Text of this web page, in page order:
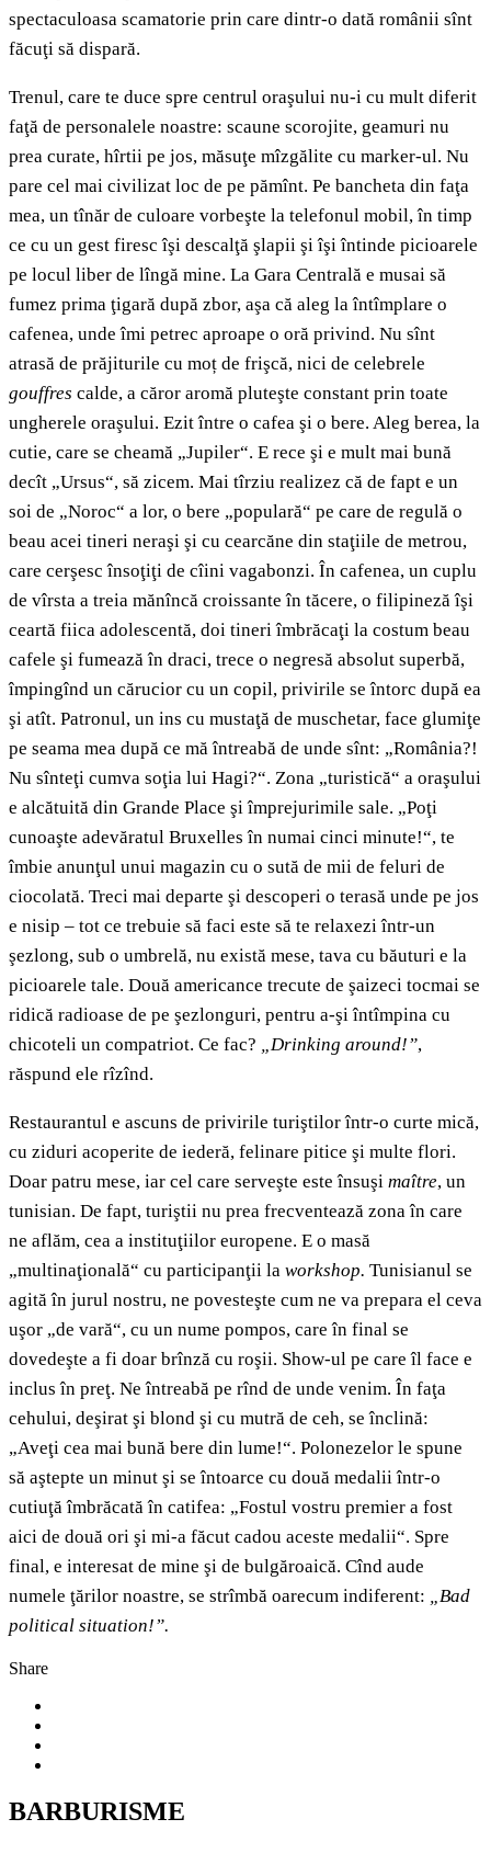
spectaculoasa scamatorie prin care dintr-o dată românii sînt
făcuţi să dispară.
Trenul, care te duce spre centrul oraşului nu-i cu mult diferit
faţă de personalele noastre: scaune scorojite, geamuri nu
prea curate, hîrtii pe jos, măsuţe mîzgălite cu marker-ul. Nu
pare cel mai civilizat loc de pe pămînt. Pe bancheta din faţa
mea, un tînăr de culoare vorbeşte la telefonul mobil, în timp
ce cu un gest firesc îşi descalţă şlapii şi îşi întinde picioarele
pe locul liber de lîngă mine. La Gara Centrală e musai să
fumez prima ţigară după zbor, aşa că aleg la întîmplare o
cafenea, unde îmi petrec aproape o oră privind. Nu sînt
atrasă de prăjiturile cu moț de frişcă, nici de celebrele
gouffres calde, a căror aromă pluteşte constant prin toate
ungherele oraşului. Ezit între o cafea şi o bere. Aleg berea, la
cutie, care se cheamă „Jupiler“. E rece şi e mult mai bună
decît „Ursus“, să zicem. Mai tîrziu realizez că de fapt e un
soi de „Noroc“ a lor, o bere „populară“ pe care de regulă o
beau acei tineri neraşi şi cu cearcăne din staţiile de metrou,
care cerşesc însoţiţi de cîini vagabonzi. În cafenea, un cuplu
de vîrsta a treia mănîncă croissante în tăcere, o filipineză îşi
ceartă fiica adolescentă, doi tineri îmbrăcaţi la costum beau
cafele şi fumează în draci, trece o negresă absolut superbă,
împingînd un cărucior cu un copil, privirile se întorc după ea
şi atît. Patronul, un ins cu mustaţă de muschetar, face glumiţe
pe seama mea după ce mă întreabă de unde sînt: „România?!
Nu sînteţi cumva soţia lui Hagi?“. Zona „turistică“ a oraşului
e alcătuită din Grande Place şi împrejurimile sale. „Poţi
cunoaşte adevăratul Bruxelles în numai cinci minute!“, te
îmbie anunţul unui magazin cu o sută de mii de feluri de
ciocolată. Treci mai departe şi descoperi o terasă unde pe jos
e nisip – tot ce trebuie să faci este să te relaxezi într-un
şezlong, sub o umbrelă, nu există mese, tava cu băuturi e la
picioarele tale. Două americance trecute de şaizeci tocmai se
ridică radioase de pe şezlonguri, pentru a-şi întîmpina cu
chicoteli un compatriot. Ce fac? „Drinking around!”,
răspund ele rîzînd.
Restaurantul e ascuns de privirile turiştilor într-o curte mică,
cu ziduri acoperite de iederă, felinare pitice şi multe flori.
Doar patru mese, iar cel care serveşte este însuşi maître, un
tunisian. De fapt, turiştii nu prea frecventează zona în care
ne aflăm, cea a instituţiilor europene. E o masă
„multinaţională“ cu participanţii la workshop. Tunisianul se
agită în jurul nostru, ne povesteşte cum ne va prepara el ceva
uşor „de vară“, cu un nume pompos, care în final se
dovedeşte a fi doar brînză cu roşii. Show-ul pe care îl face e
inclus în preţ. Ne întreabă pe rînd de unde venim. În faţa
cehului, deşirat şi blond şi cu mutră de ceh, se înclină:
„Aveţi cea mai bună bere din lume!“. Polonezelor le spune
să aştepte un minut şi se întoarce cu două medalii într-o
cutiuţă îmbrăcată în catifea: „Fostul vostru premier a fost
aici de două ori şi mi-a făcut cadou aceste medalii“. Spre
final, e interesat de mine şi de bulgăroaică. Cînd aude
numele ţărilor noastre, se strîmbă oarecum indiferent: „Bad
political situation!”.
Share
BARBURISME